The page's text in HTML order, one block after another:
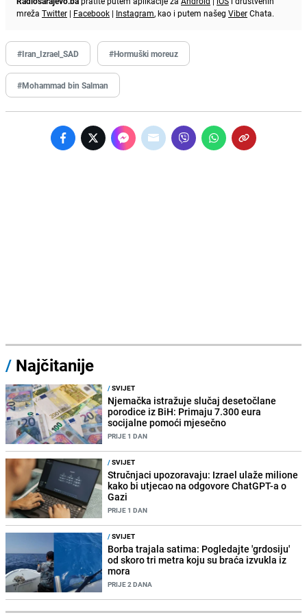
mreža Twitter | Facebook | Instagram, kao i putem našeg ViberChata.
#Iran_Izrael_SAD #Hormuški moreuz
#Mohammad bin Salman
/ Najčitanije
/SVIJET
Njemačka istražuje slučaj desetočlane
porodice iz BiH: Primaju 7.300 eura
socijalne pomoći mjesečno
PRIJE 1 DAN
/SVIJET
Stručnjaci upozoravaju: Izrael ulaže milione
kako bi utjecao na odgovore ChatGPT-a o
Gazi
PRIJE 1 DAN
/SVIJET
Borba trajala satima: Pogledajte 'grdosiju'
od skoro tri metra koju su braća izvukla iz
mora
PRIJE 2 DANA